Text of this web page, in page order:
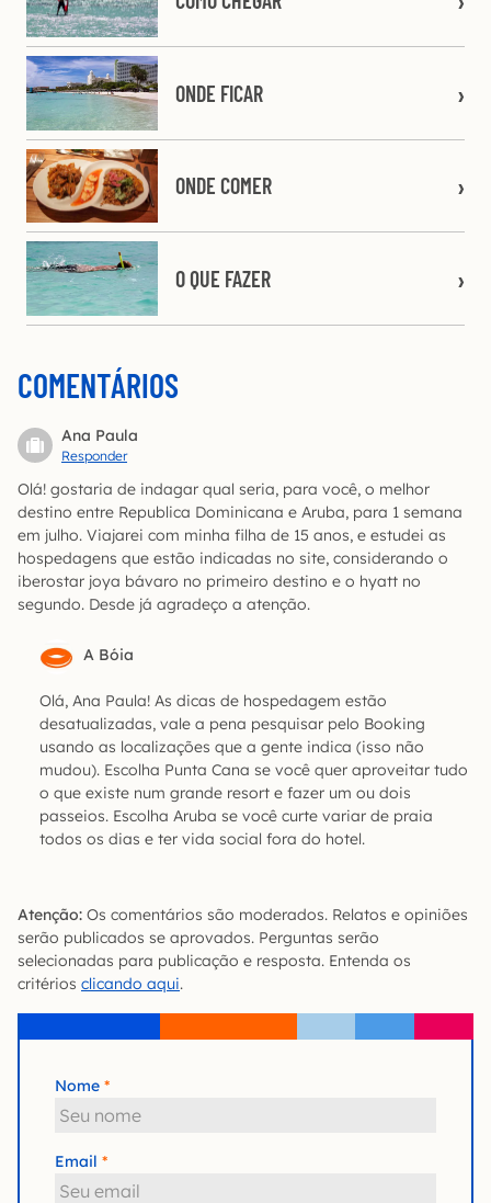
ONDE FICAR
ONDE COMER
O QUE FAZER
COMENTÁRIOS
Ana Paula
Responder
Olá! gostaria de indagar qual seria, para você, o melhor
destino entre Republica Dominicana e Aruba, para 1 semana
em julho. Viajarei com minha filha de 15 anos, e estudei as
hospedagens que estão indicadas no site, considerando o
iberostar joya bávaro no primeiro destino e o hyatt no
segundo. Desde já agradeço a atenção.
A Bóia
Olá, Ana Paula! As dicas de hospedagem estão
desatualizadas, vale a pena pesquisar pelo Booking
usando as localizações que a gente indica (isso não
mudou). Escolha Punta Cana se você quer aproveitar tudo
o que existe num grande resort e fazer um ou dois
passeios. Escolha Aruba se você curte variar de praia
todos os dias e ter vida social fora do hotel.
Atenção: Os comentários são moderados. Relatos e opiniões
serão publicados se aprovados. Perguntas serão
selecionadas para publicação e resposta. Entenda os
critérios clicando aqui.
Nome
Email